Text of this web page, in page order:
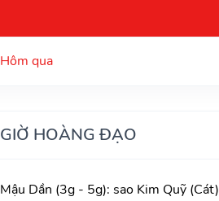
Hôm qua
GIỜ HOÀNG ĐẠO
Mậu Dần (3g - 5g): sao Kim Quỹ (Cát)